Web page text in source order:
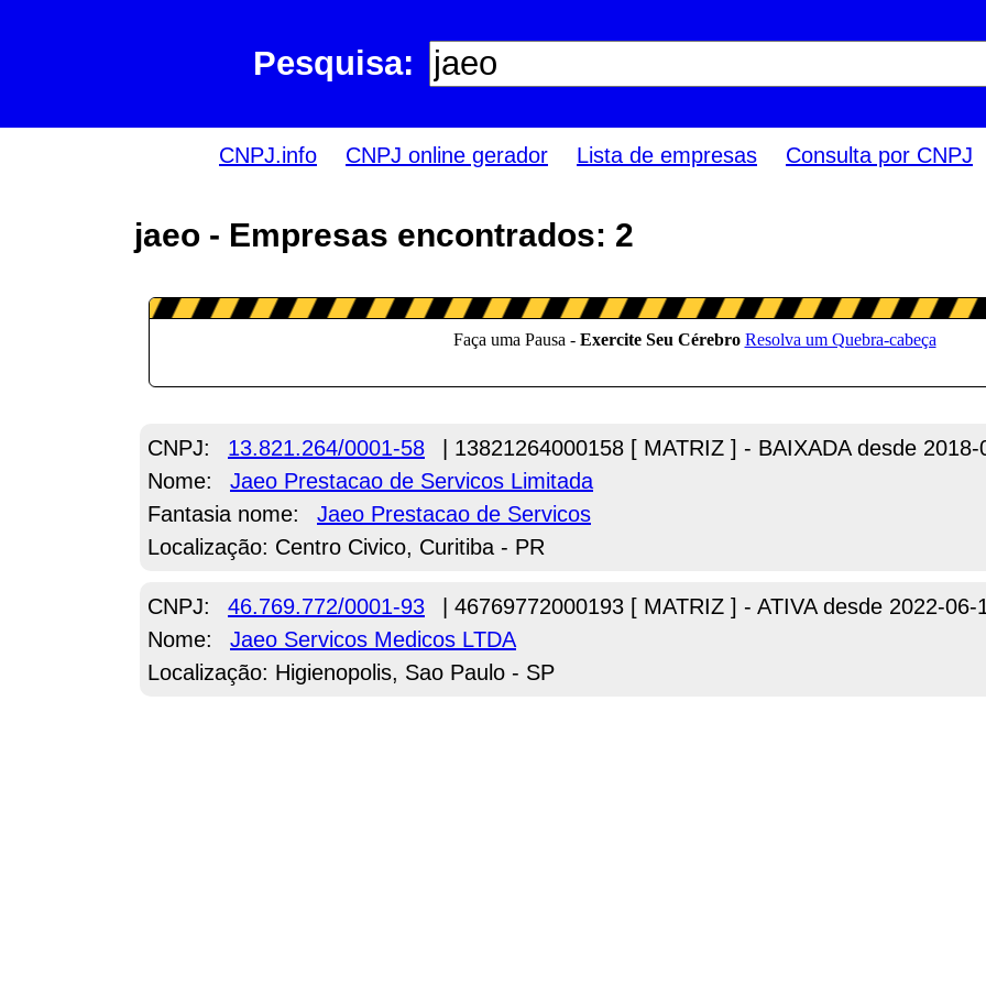
Pesquisa:
CNPJ.info CNPJ online gerador Lista de empresas Consulta por CNPJ
jaeo - Empresas encontrados: 2
CNPJ: 13.821.264/0001-58
| 13821264000158 [ MATRIZ ] - BAIXADA desde 2018-
Nome:
Jaeo Prestacao de Servicos Limitada
Fantasia nome:
Jaeo Prestacao de Servicos
Localização: Centro Civico, Curitiba - PR
CNPJ: 46.769.772/0001-93
| 46769772000193 [ MATRIZ ] - ATIVA desde 2022-06-
Nome:
Jaeo Servicos Medicos LTDA
Localização: Higienopolis, Sao Paulo - SP